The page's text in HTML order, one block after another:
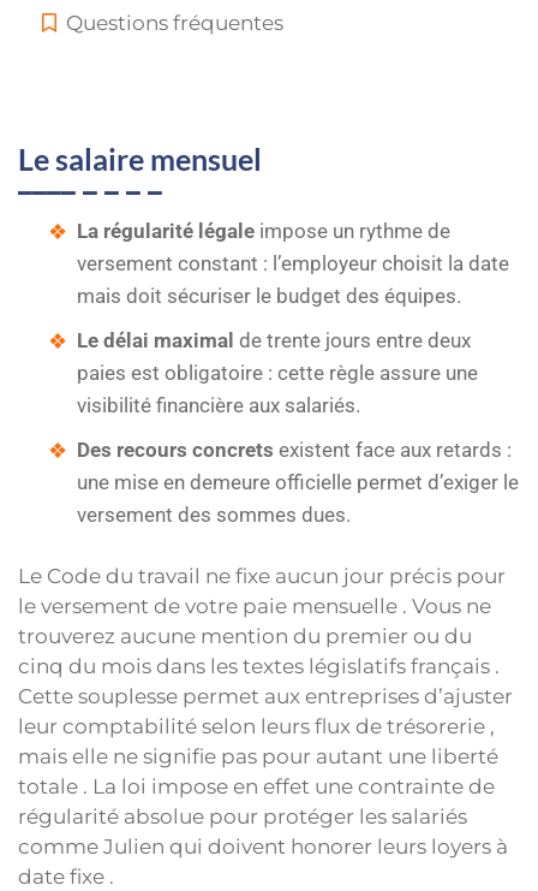
Questions fréquentes
Le salaire mensuel
La régularité légale impose un rythme de
versement constant : l’employeur choisit la date
mais doit sécuriser le budget des équipes.
Le délai maximal de trente jours entre deux
paies est obligatoire : cette règle assure une
visibilité financière aux salariés.
Des recours concrets existent face aux retards :
une mise en demeure officielle permet d’exiger le
versement des sommes dues.
Le Code du travail ne fixe aucun jour précis pour
le versement de votre paie mensuelle . Vous ne
trouverez aucune mention du premier ou du
cinq du mois dans les textes législatifs français .
Cette souplesse permet aux entreprises d’ajuster
leur comptabilité selon leurs flux de trésorerie ,
mais elle ne signifie pas pour autant une liberté
totale . La loi impose en effet une contrainte de
régularité absolue pour protéger les salariés
comme Julien qui doivent honorer leurs loyers à
date fixe .